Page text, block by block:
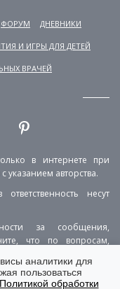
ФОРУМ ДНЕВНИКИ
И ИГРЫ ДЛЯ ДЕТЕЙ
ВРАЧЕЙ
в интернете при
указанием авторства.
несут
за сообщения,
что по вопросам,
КОНТАКТЫ
аналитики для
пользоваться
Политикой обработки